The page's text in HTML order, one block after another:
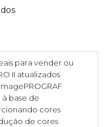
para vender ou
II atualizados
à base de
cores
de cores